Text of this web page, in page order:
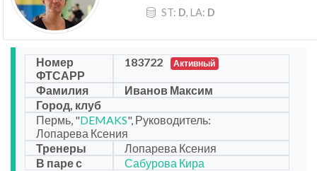
ST: D, LA: D
Номер
ФТСАРР
183722 Активный
Фамилия
Иванов Максим
Город, клуб
Пермь, "DEMAKS", Руководитель:
Лопарева Ксения
Тренеры
Лопарева Ксения
В паре с
Сабурова Кира